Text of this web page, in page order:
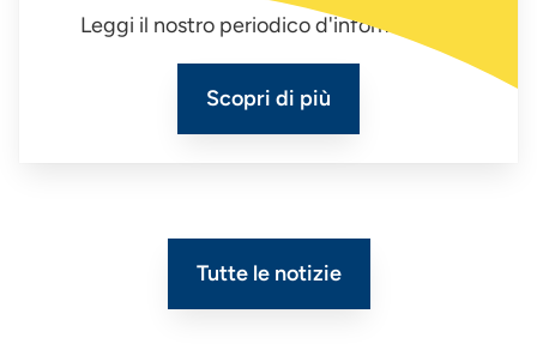
Leggi il nostro periodico d'informazione
Scopri di più
Tutte le notizie